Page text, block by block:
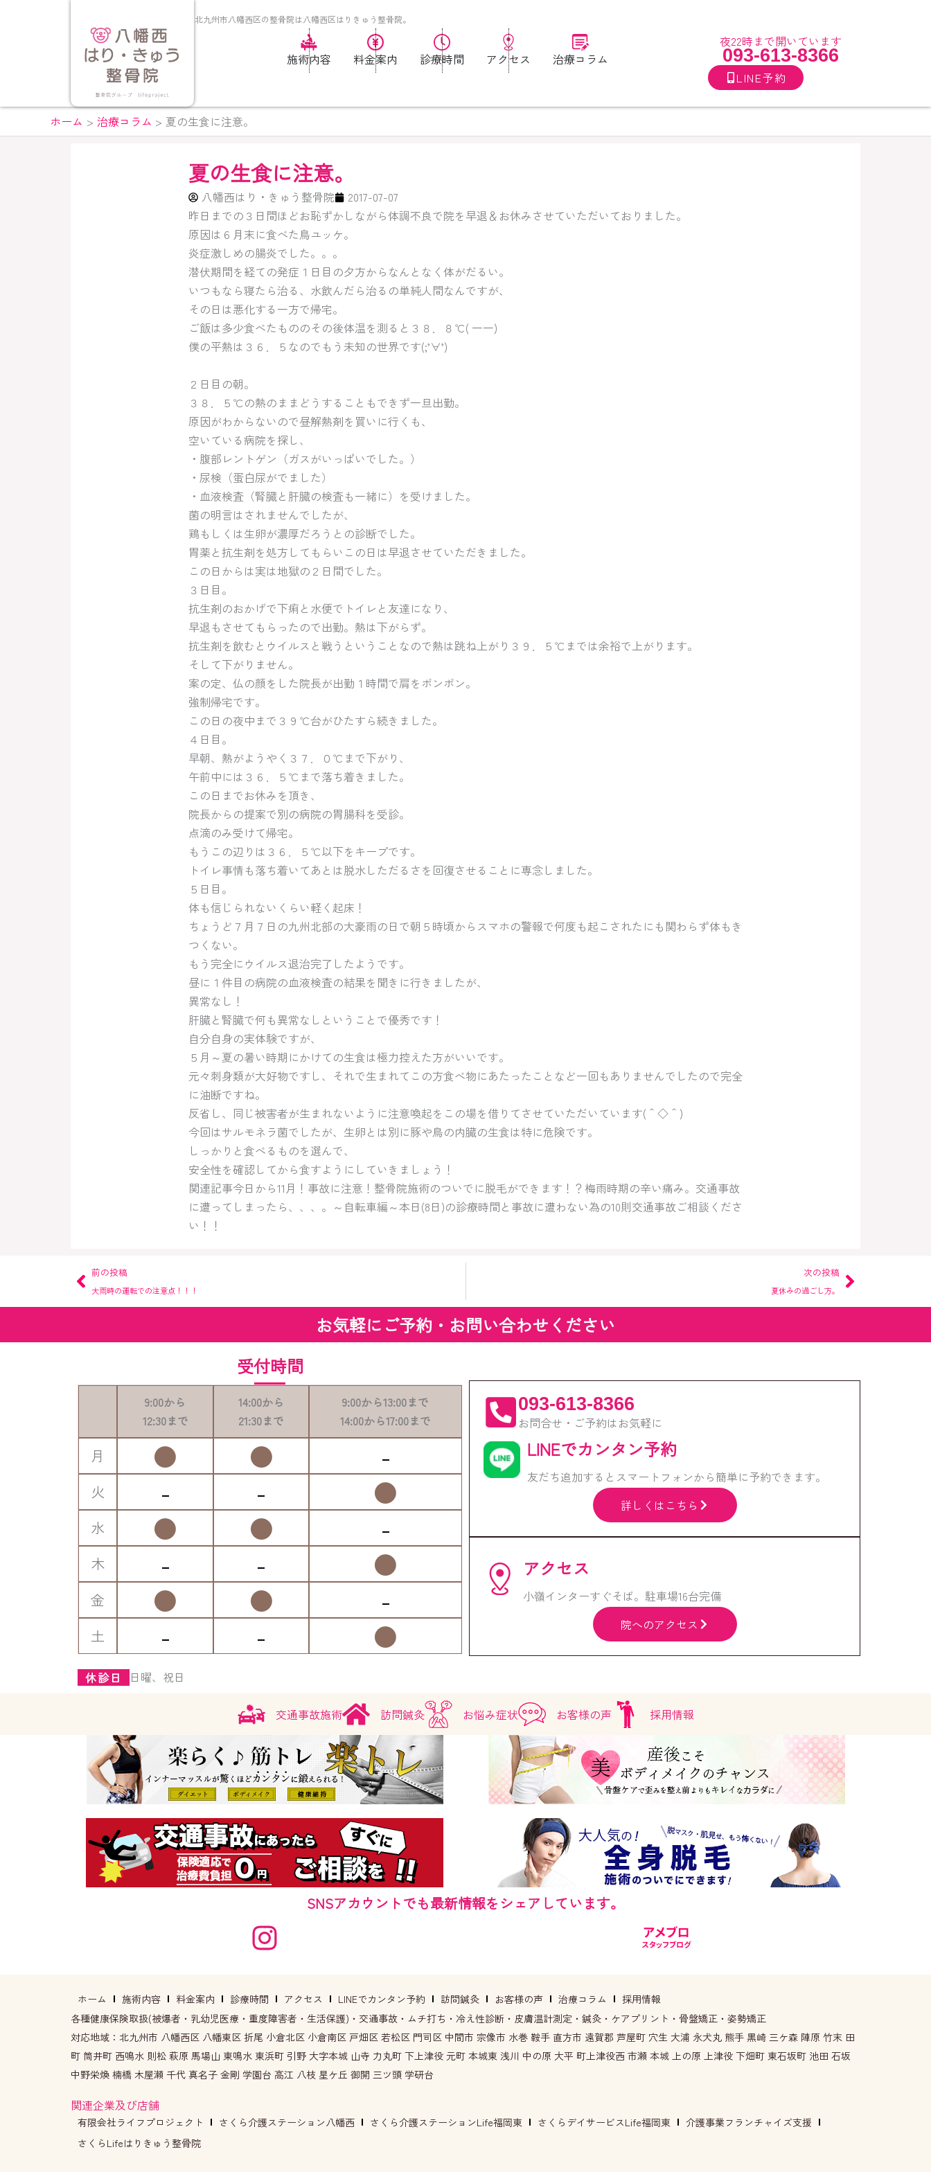
北九州市八幡西区の整骨院は八幡西区はりきゅう整骨院。
施術内容 料金案内 診療時間 アクセス 治療コラム
夜22時まで開いています
093-613-8366
LINE予約
ホーム 治療コラム 夏の生食に注意。
夏の生食に注意。
八幡西はり・きゅう整骨院
2017-07-07
昨日までの３日間ほどお恥ずかしながら体調不良で院を早退＆お休みさせていただいておりました。
原因は６月末に食べた鳥ユッケ。
炎症激しめの腸炎でした。。。
潜伏期間を経ての発症１日目の夕方からなんとなく体がだるい。
いつもなら寝たら治る、水飲んだら治るの単純人間なんですが、
その日は悪化する一方で帰宅。
ご飯は多少食べたもののその後体温を測ると３８．８℃( 一一)
僕の平熱は３６．５なのでもう未知の世界です(;’∀’)
２日目の朝。
３８．５℃の熱のままどうすることもできず一旦出勤。
原因がわからないので昼解熱剤を買いに行くも、
空いている病院を探し、
・腹部レントゲン（ガスがいっぱいでした。）
・尿検（蛋白尿がでました）
・血液検査（腎臓と肝臓の検査も一緒に）を受けました。
菌の明言はされませんでしたが、
鶏もしくは生卵が濃厚だろうとの診断でした。
胃薬と抗生剤を処方してもらいこの日は早退させていただきました。
この日からは実は地獄の２日間でした。
３日目。
抗生剤のおかげで下痢と水便でトイレと友達になり、
早退もさせてもらったので出勤。熱は下がらず。
抗生剤を飲むとウイルスと戦うということなので熱は跳ね上がり３９．５℃までは余裕で上がります。
そして下がりません。
案の定、仏の顔をした院長が出勤１時間で肩をポンポン。
強制帰宅です。
この日の夜中まで３９℃台がひたすら続きました。
４日目。
早朝、熱がようやく３７．０℃まで下がり、
午前中には３６．５℃まで落ち着きました。
この日までお休みを頂き、
院長からの提案で別の病院の胃腸科を受診。
点滴のみ受けて帰宅。
もうこの辺りは３６．５℃以下をキープです。
トイレ事情も落ち着いてあとは脱水しただるさを回復させることに専念しました。
５日目。
体も信じられないくらい軽く起床！
ちょうど７月７日の九州北部の大豪雨の日で朝５時頃からスマホの警報で何度も起こされたにも関わらず体もき
つくない。
もう完全にウイルス退治完了したようです。
昼に１件目の病院の血液検査の結果を聞きに行きましたが、
異常なし！
肝臓と腎臓で何も異常なしということで優秀です！
自分自身の実体験ですが、
５月～夏の暑い時期にかけての生食は極力控えた方がいいです。
元々刺身類が大好物ですし、それで生まれてこの方食べ物にあたったことなど一回もありませんでしたので完全
に油断ですね。
反省し、同じ被害者が生まれないように注意喚起をこの場を借りてさせていただいています(＾◇＾)
今回はサルモネラ菌でしたが、生卵とは別に豚や鳥の内臓の生食は特に危険です。
しっかりと食べるものを選んで、
安全性を確認してから食すようにしていきましょう！
関連記事今日から11月！事故に注意！整骨院施術のついでに脱毛ができます！？梅雨時期の辛い痛み。交通事故
に遭ってしまったら、、、。～自転車編～本日(8日)の診療時間と事故に遭わない為の10則交通事故ご相談くださ
い！！
Prev
前の投稿
大雨時の運転での注意点！！！
次の投稿
夏休みの過ごし方。
Next
お気軽にご予約・お問い合わせください
受付時間
9:00から
12:30まで
14:00から
21:30まで
9:00から13:00まで
14:00から17:00まで
月 ● ● -
火 - - ●
水 ● ● -
木 - - ●
金 ● ● -
土 - - ●
休診日 日曜、祝日
093-613-8366
お問合せ・ご予約はお気軽に
LINEでカンタン予約
友だち追加するとスマートフォンから簡単に予約できます。
詳しくはこちら
アクセス
小嶺インターすぐそば。駐車場16台完備
院へのアクセス
交通事故施術 訪問鍼灸 お悩み症状 お客様の声 採用情報
SNSアカウントでも最新情報をシェアしています。
ホーム 施術内容 料金案内 診療時間 アクセス LINEでカンタン予約 訪問鍼灸 お客様の声 治療コラム
採用情報
各種健康保険取扱(被爆者・乳幼児医療・重度障害者・生活保護)・交通事故・ムチ打ち・冷え性診断・皮膚温計測定・鍼灸・ケアプリント・骨盤矯正・姿勢矯正
対応地域：北九州市 八幡西区 八幡東区 折尾 小倉北区 小倉南区 戸畑区 若松区 門司区 中間市 宗像市 水巻 鞍手 直方市 遠賀郡 芦屋町 穴生 大浦 永犬丸 熊手 黒崎 三ケ森 陣原 竹末 田
町 筒井町 西鳴水 則松 萩原 馬場山 東鳴水 東浜町 引野 大字本城 山寺 力丸町 下上津役 元町 本城東 浅川 中の原 大平 町上津役西 市瀬 本城 上の原 上津役 下畑町 東石坂町 池田 石坂
中野栄煥 楠橋 木屋瀬 千代 真名子 金剛 学園台 高江 八枝 星ケ丘 御開 三ツ頭 学研台
関連企業及び店舗
有限会社ライフプロジェクト さくら介護ステーション八幡西 さくら介護ステーションLife福岡東 さくらデイサービスLife福岡東
介護事業フランチャイズ支援
さくらLifeはりきゅう整骨院